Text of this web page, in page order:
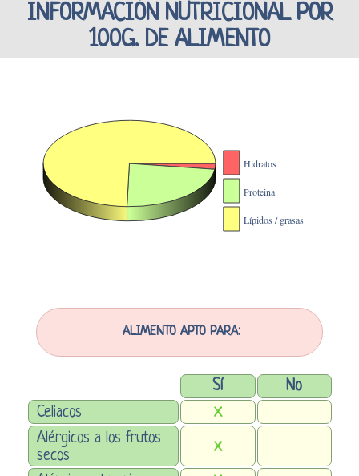
INFORMACIÓN NUTRICIONAL POR
100G. DE ALIMENTO
ALIMENTO APTO PARA:
Sí
No
Celiacos
X
Alérgicos a los frutos
secos
X